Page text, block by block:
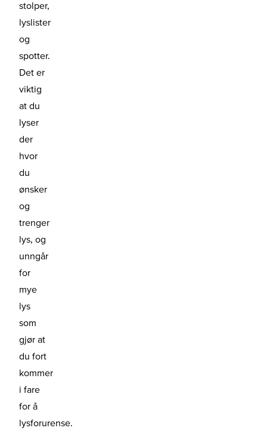
stolper,
lyslister
og
spotter.
Det er
viktig
at du
lyser
der
hvor
du
ønsker
og
trenger
lys, og
unngår
for
mye
lys
som
gjør at
du fort
kommer
i fare
for å
lysforurense.